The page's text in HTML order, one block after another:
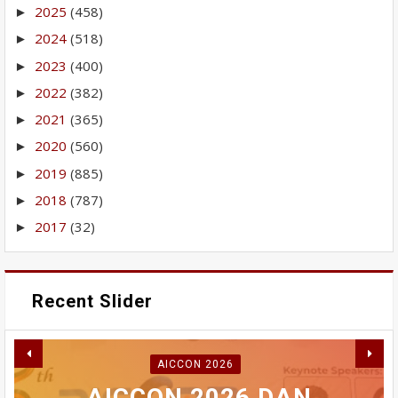
► 2025 (458)
► 2024 (518)
► 2023 (400)
► 2022 (382)
► 2021 (365)
► 2020 (560)
► 2019 (885)
► 2018 (787)
► 2017 (32)
Recent Slider
AICCON 2026
RABU INI MAHASISWA